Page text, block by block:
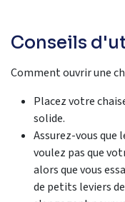
Conseils
Comment ouvrir une
Placez votre
solide.
Assurez-vous que
voulez pas que
alors que vous
de petits leviers